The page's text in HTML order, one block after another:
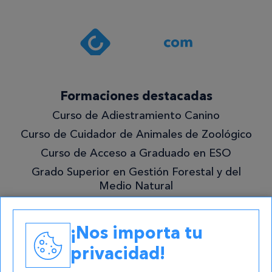
Formaciones destacadas
Curso de Adiestramiento Canino
Curso de Cuidador de Animales de Zoológico
Curso de Acceso a Graduado en ESO
Grado Superior en Gestión Forestal y del
Medio Natural
Contacto
atencion@cursos.com
¡Nos importa tu
privacidad!